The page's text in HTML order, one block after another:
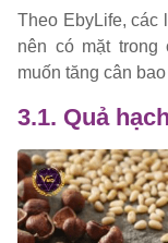
Theo EbyLife, các
nên có mặt
muốn tăng cân
3.1. Quả